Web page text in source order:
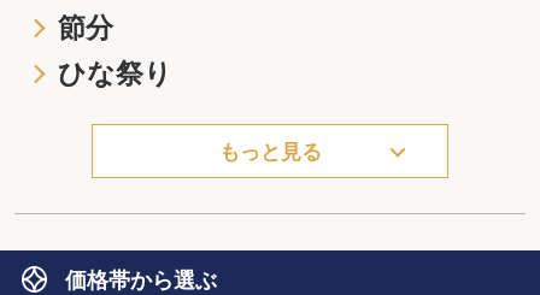
節分
ひな祭り
もっと見る
価格帯から選ぶ